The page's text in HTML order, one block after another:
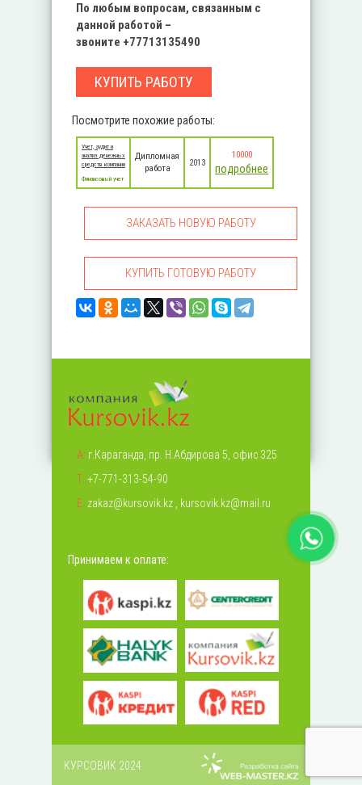
По любым вопросам, связанным с
данной работой –
звоните +77713135490
КУПИТЬ РАБОТУ
Посмотрите похожие работы:
Учет, аудит и
анализ денежных
средств компании
Финансовый учет
Дипломная
работа
2013
10000
подробнее
ЗАКАЗАТЬ НОВУЮ РАБОТУ
КУПИТЬ ГОТОВУЮ РАБОТУ
А: г.Караганда, пр. Н.Абдирова 5, офис 325
Т: +7-771-313-54-90
Е: zakaz@kursovik.kz kursovik.kz@mail.ru
Принимаем к оплате:
КУРСОВИК 2024